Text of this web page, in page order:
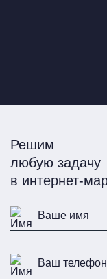
Решим
любую задачу
в интернет-